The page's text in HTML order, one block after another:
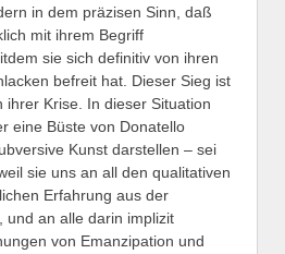
in dem präzisen Sinn, daß
mit ihrem Begriff
sie sich definitiv von ihren
befreit hat. Dieser Sieg ist
ihrer Krise. In dieser Situation
eine Büste von Donatello
Kunst darstellen – sei
sie uns an all den qualitativen
Erfahrung aus der
und an alle darin implizit
von Emanzipation und